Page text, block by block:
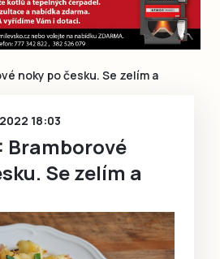
Přihlásit se
se přes Facebook
Čtenáři píší
Speciální přílohy
noky po česku. Se zelím a
2022 18:03
Bramborové
Se zelím a